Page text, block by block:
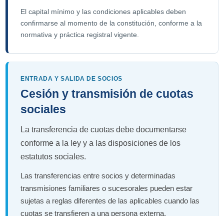
El capital mínimo y las condiciones aplicables deben
confirmarse al momento de la constitución, conforme a la
normativa y práctica registral vigente.
ENTRADA Y SALIDA DE SOCIOS
Cesión y transmisión de cuotas
sociales
La transferencia de cuotas debe documentarse
conforme a la ley y a las disposiciones de los
estatutos sociales.
Las transferencias entre socios y determinadas
transmisiones familiares o sucesorales pueden estar
sujetas a reglas diferentes de las aplicables cuando las
cuotas se transfieren a una persona externa.